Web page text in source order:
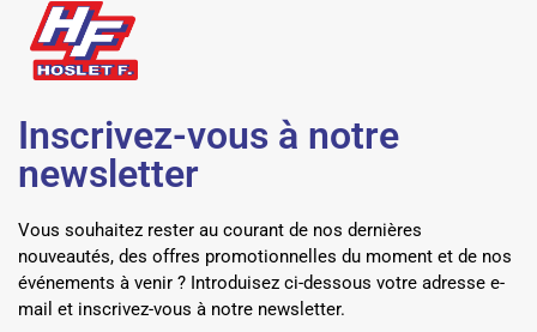
Inscrivez-vous à notre
newsletter
Vous souhaitez rester au courant de nos dernières
nouveautés, des offres promotionnelles du moment et de nos
événements à venir ? Introduisez ci-dessous votre adresse e-
mail et inscrivez-vous à notre newsletter.